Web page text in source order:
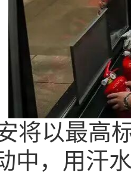
将以最高
中，用汗